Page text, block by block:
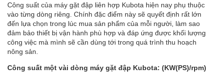
Công suất của máy gặt đập liên hợp Kubota hiện nay phụ thuộc
vào từng dòng riêng. Chính đặc điểm này sẽ quyết định rất lớn
đến lựa chọn trong lúc mua sản phẩm của mỗi người, làm sao
đảm bảo thiết bị vận hành phù hợp và đáp ứng được khối lượng
công việc mà mình sẽ cần dùng tới trong quá trình thu hoạch
nông sản.
Công suất một vài dòng máy gặt đập Kubota: (KW(PS)/rpm)